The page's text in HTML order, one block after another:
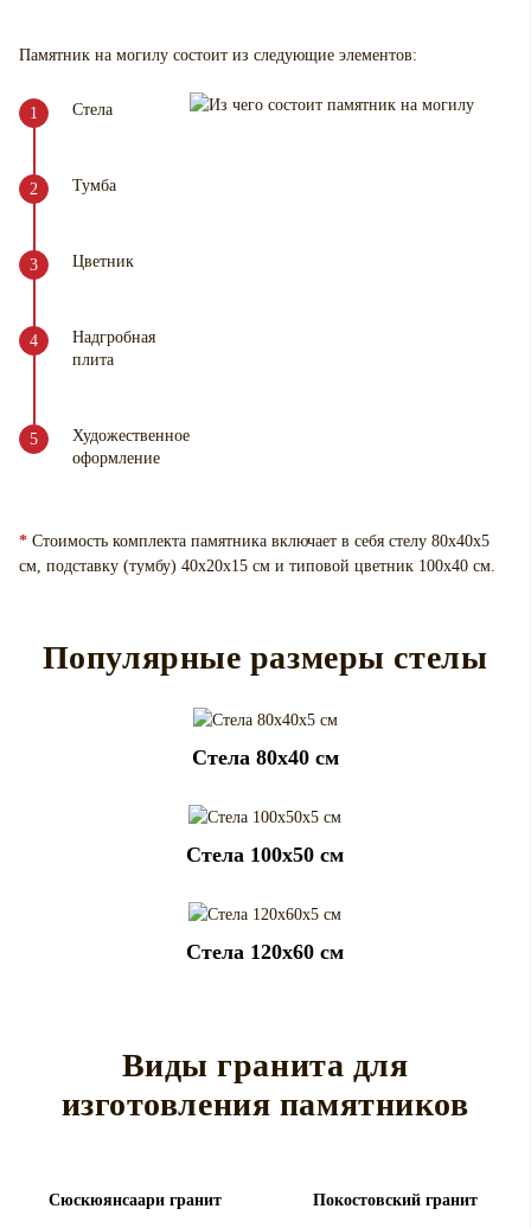
Памятник на могилу состоит из следующие элементов:
Стела
Тумба
Цветник
Надгробная
плита
Художественное
оформление
* Стоимость комплекта памятника включает в себя стелу 80х40х5
см, подставку (тумбу) 40х20х15 см и типовой цветник 100х40 см.
Популярные размеры стелы
Cтела 80x40 см
Cтела 100x50 см
Cтела 120x60 см
Виды гранита для
изготовления памятников
Сюскюянсаари гранит Покостовский гранит